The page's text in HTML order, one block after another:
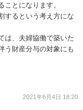
とになります。
するという考え方にな
は、夫婦協働で築いた
う財産分与の対象にも
2021年6月4日 18:20